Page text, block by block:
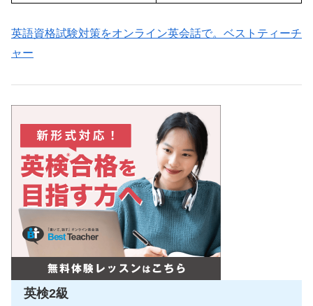
英語資格試験対策をオンライン英会話で。ベストティーチ
ャー
英検2級